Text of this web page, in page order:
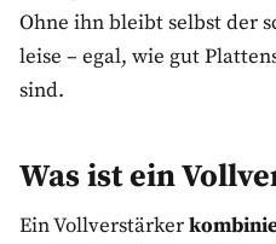
Ohne ihn bleibt selbst der
leise – egal, wie gut
sind.
Was ist ein
Ein Vollverstärker